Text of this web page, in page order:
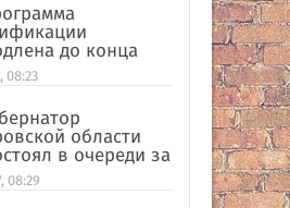
до конца
года
08:23
области
в очереди за
08:29